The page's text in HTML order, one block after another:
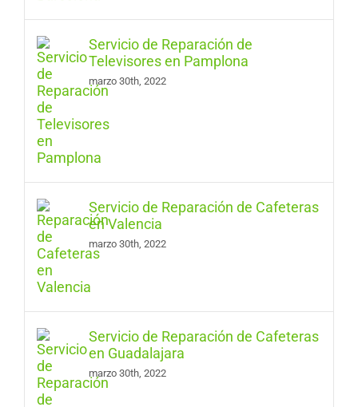
Servicio de Reparación de
Televisores en Pamplona
marzo 30th, 2022
Servicio de Reparación de Cafeteras
en Valencia
marzo 30th, 2022
Servicio de Reparación de Cafeteras
en Guadalajara
marzo 30th, 2022